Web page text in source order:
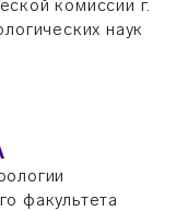
комиссии г.
наук
факультета